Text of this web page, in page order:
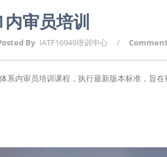
审员培训
By IATF16949培训中心 /
系内审员培训课程，执行最新版本标准，旨在